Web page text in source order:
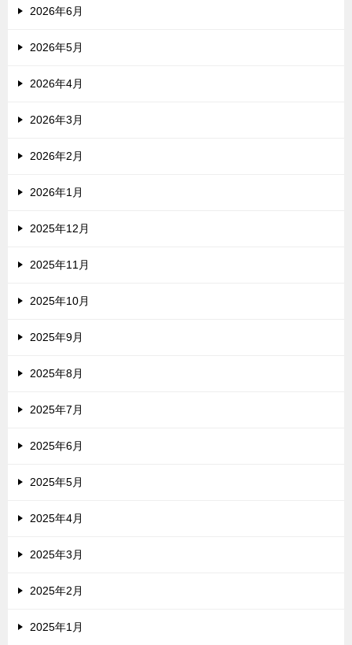
2026年6月
2026年5月
2026年4月
2026年3月
2026年2月
2026年1月
2025年12月
2025年11月
2025年10月
2025年9月
2025年8月
2025年7月
2025年6月
2025年5月
2025年4月
2025年3月
2025年2月
2025年1月